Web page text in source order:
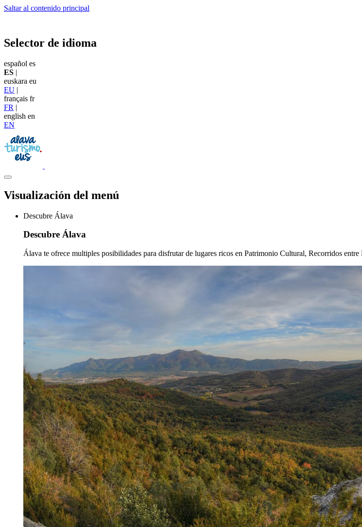
Saltar al contenido principal
Selector de idioma
español es
ES |
euskara eu
EU |
français fr
FR |
english en
EN
Visualización del menú
Descubre Álava
Descubre Álava
Álava te ofrece multiples posibilidades para disfrutar de lugares ricos en Patrimonio Cultural, Recorridos